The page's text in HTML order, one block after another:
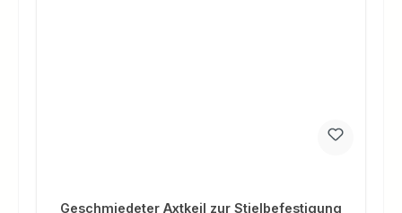
Geschmiedeter Axtkeil zur Stielbefestigung